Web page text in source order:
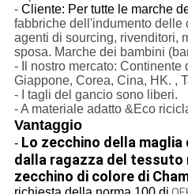
- Cliente: Per tutte le marche
fabbriche dell'indumento delle
agenti di sourcing, rivenditori,
sposa. Marche dei bambini
- Il nostro mercato: Continente
Giappone, Corea, Cina, HK. ,
- I tagli del gancio sono liberi.
- A materiale adatto &Eco
Vantaggio
-Lo zecchino della
dalla ragazza del tessuto
zecchino di colore di